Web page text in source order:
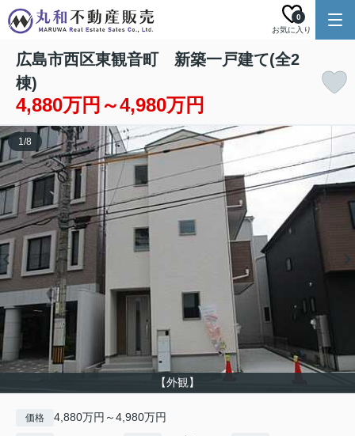
お気に入り
0
広島市西区東観音町 新築一戸建て(全2
棟)
4,880万円～4,980万円
【外観】
1/8
価格 4,880万円～4,980万円